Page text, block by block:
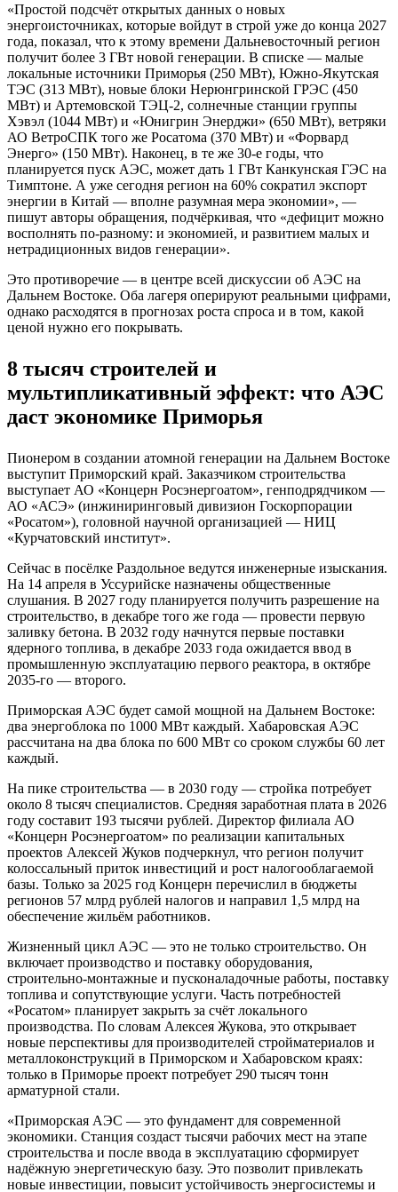
«Простой подсчёт открытых данных о новых
энергоисточниках, которые войдут в строй уже до конца 2027
года, показал, что к этому времени Дальневосточный регион
получит более 3 ГВт новой генерации. В списке — малые
локальные источники Приморья (250 МВт), Южно-Якутская
ТЭС (313 МВт), новые блоки Нерюнгринской ГРЭС (450
МВт) и Артемовской ТЭЦ-2, солнечные станции группы
Хэвэл (1044 МВт) и «Юнигрин Энерджи» (650 МВт), ветряки
АО ВетроСПК того же Росатома (370 МВт) и «Форвард
Энерго» (150 МВт). Наконец, в те же 30-е годы, что
планируется пуск АЭС, может дать 1 ГВт Канкунская ГЭС на
Тимптоне. А уже сегодня регион на 60% сократил экспорт
энергии в Китай — вполне разумная мера экономии», —
пишут авторы обращения, подчёркивая, что «дефицит можно
восполнять по-разному: и экономией, и развитием малых и
нетрадиционных видов генерации».
Это противоречие — в центре всей дискуссии об АЭС на
Дальнем Востоке. Оба лагеря оперируют реальными цифрами,
однако расходятся в прогнозах роста спроса и в том, какой
ценой нужно его покрывать.
8 тысяч строителей и
мультипликативный эффект: что АЭС
даст экономике Приморья
Пионером в создании атомной генерации на Дальнем Востоке
выступит Приморский край. Заказчиком строительства
выступает АО «Концерн Росэнергоатом», генподрядчиком —
АО «АСЭ» (инжиниринговый дивизион Госкорпорации
«Росатом»), головной научной организацией — НИЦ
«Курчатовский институт».
Сейчас в посёлке Раздольное ведутся инженерные изыскания.
На 14 апреля в Уссурийске назначены общественные
слушания. В 2027 году планируется получить разрешение на
строительство, в декабре того же года — провести первую
заливку бетона. В 2032 году начнутся первые поставки
ядерного топлива, в декабре 2033 года ожидается ввод в
промышленную эксплуатацию первого реактора, в октябре
2035-го — второго.
Приморская АЭС будет самой мощной на Дальнем Востоке:
два энергоблока по 1000 МВт каждый. Хабаровская АЭС
рассчитана на два блока по 600 МВт со сроком службы 60 лет
каждый.
На пике строительства — в 2030 году — стройка потребует
около 8 тысяч специалистов. Средняя заработная плата в 2026
году составит 193 тысячи рублей. Директор филиала АО
«Концерн Росэнергоатом» по реализации капитальных
проектов Алексей Жуков подчеркнул, что регион получит
колоссальный приток инвестиций и рост налогооблагаемой
базы. Только за 2025 год Концерн перечислил в бюджеты
регионов 57 млрд рублей налогов и направил 1,5 млрд на
обеспечение жильём работников.
Жизненный цикл АЭС — это не только строительство. Он
включает производство и поставку оборудования,
строительно-монтажные и пусконаладочные работы, поставку
топлива и сопутствующие услуги. Часть потребностей
«Росатом» планирует закрыть за счёт локального
производства. По словам Алексея Жукова, это открывает
новые перспективы для производителей стройматериалов и
металлоконструкций в Приморском и Хабаровском краях:
только в Приморье проект потребует 290 тысяч тонн
арматурной стали.
«Приморская АЭС — это фундамент для современной
экономики. Станция создаст тысячи рабочих мест на этапе
строительства и после ввода в эксплуатацию сформирует
надёжную энергетическую базу. Это позволит привлекать
новые инвестиции, повысит устойчивость энергосистемы и